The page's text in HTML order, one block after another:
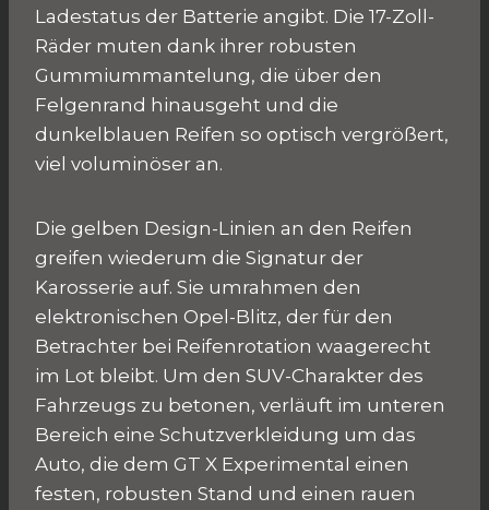
Ladestatus der Batterie angibt. Die 17-Zoll-
Räder muten dank ihrer robusten
Gummiummantelung, die über den
Felgenrand hinausgeht und die
dunkelblauen Reifen so optisch vergrößert,
viel voluminöser an.
Die gelben Design-Linien an den Reifen
greifen wiederum die Signatur der
Karosserie auf. Sie umrahmen den
elektronischen Opel-Blitz, der für den
Betrachter bei Reifenrotation waagerecht
im Lot bleibt. Um den SUV-Charakter des
Fahrzeugs zu betonen, verläuft im unteren
Bereich eine Schutzverkleidung um das
Auto, die dem GT X Experimental einen
festen, robusten Stand und einen rauen